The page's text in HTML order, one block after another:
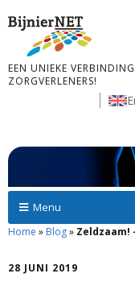
EEN UNIEKE
ZORGVERLENERS!
Menu
Home » Blog» Zeldzaam!
28 JUNI 2019